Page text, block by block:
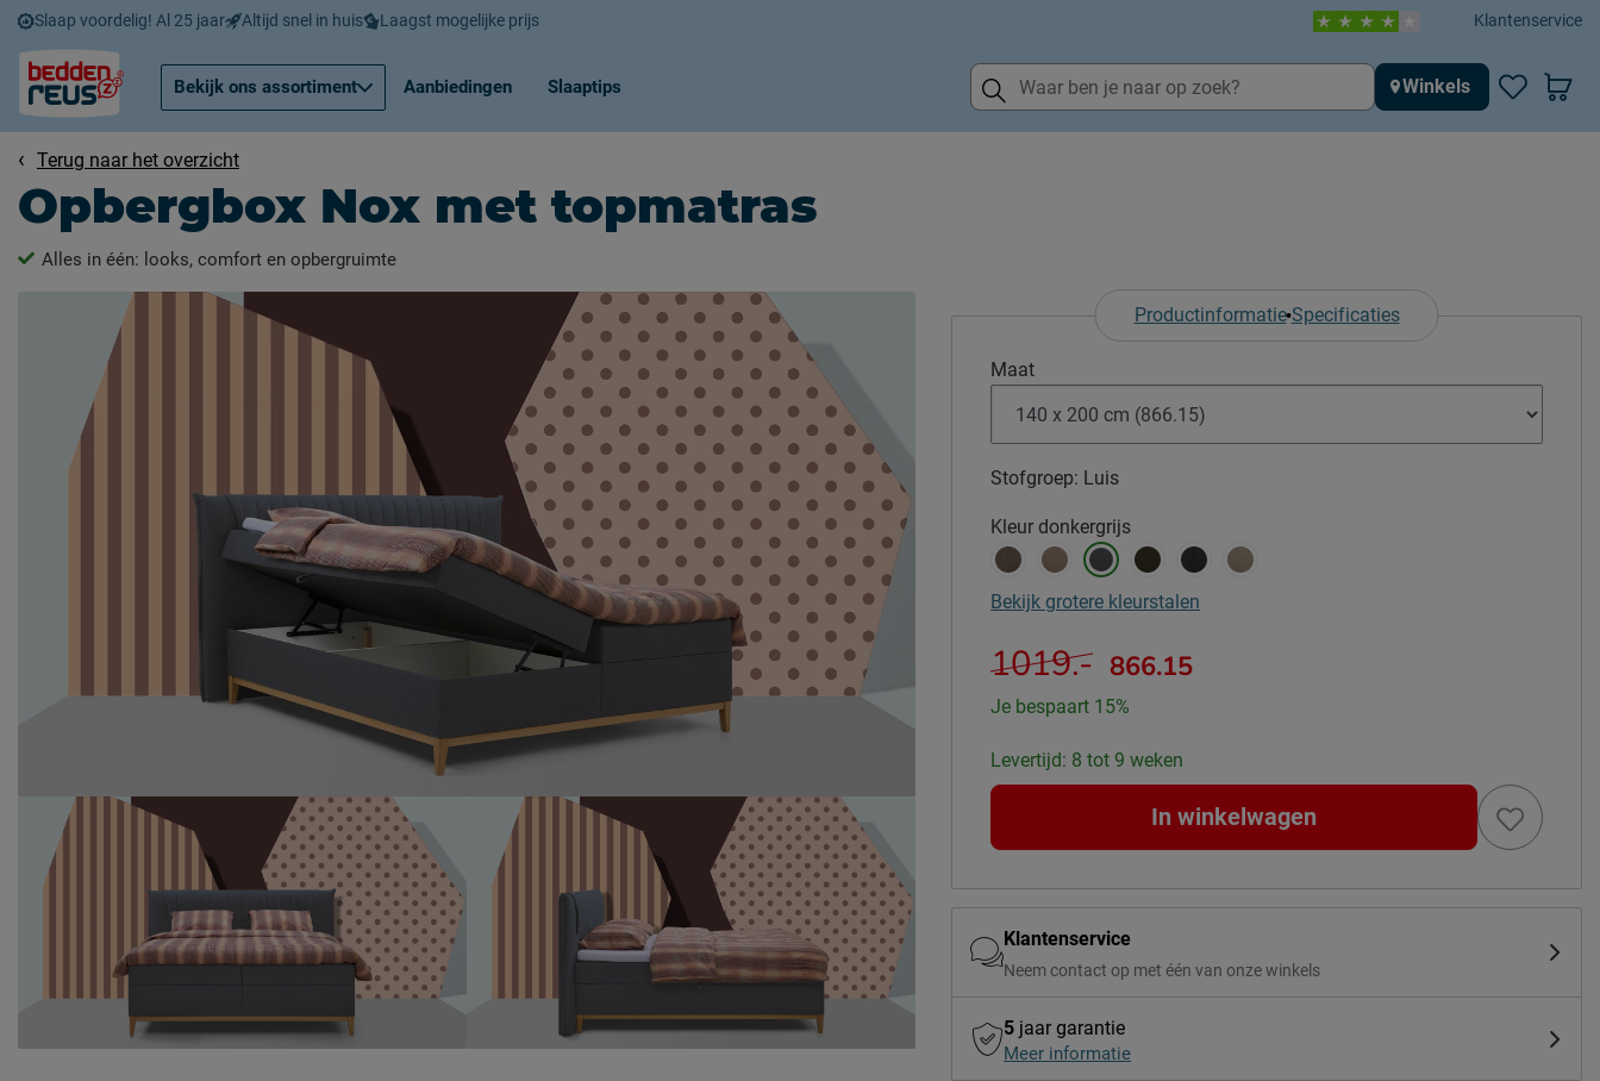
Slaap voordelig! Al 25 jaar Altijd snel in huis Laagst mogelijke prijs Klantenservice
Bekijk ons assortiment Aanbiedingen Slaaptips Winkels
Terug naar het overzicht
Opbergbox Nox met topmatras
Alles in één: looks, comfort en opbergruimte
Productinformatie Specificaties
Maat
Stofgroep: Luis
Kleur donkergrijs
Bekijk grotere kleurstalen
1019.- 866.15
Je bespaart 15%
Levertijd: 8 tot 9 weken
In winkelwagen
Klantenservice
Neem contact op met één van onze winkels
5 jaar garantie
Meer informatie